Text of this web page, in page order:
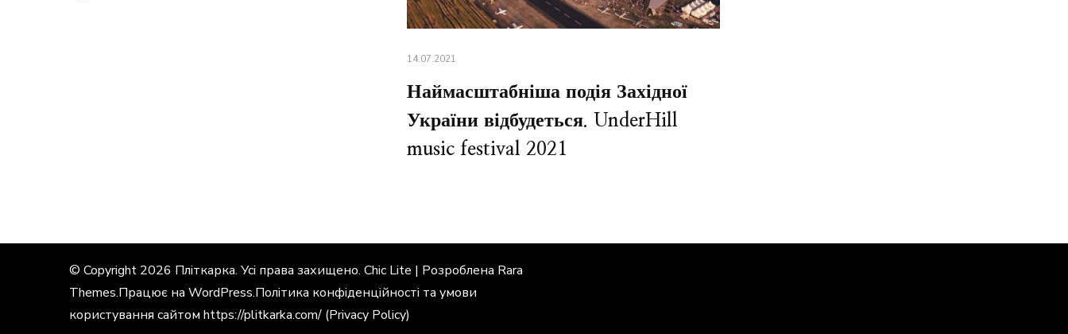
14.07.2021
Наймасштабніша подія Західної
України відбудеться. UnderHill
music festival 2021
© Copyright 2026 Пліткарка. Усі права захищено. Chic Lite | Розроблена Rara
Themes.Працює на WordPress.Політика конфіденційності та умови
користування сайтом https://plitkarka.com/ (Privacy Policy)